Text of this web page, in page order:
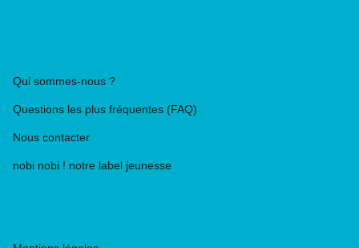
Qui sommes-nous ?
Questions les plus fréquentes (FAQ)
Nous contacter
nobi nobi ! notre label jeunesse